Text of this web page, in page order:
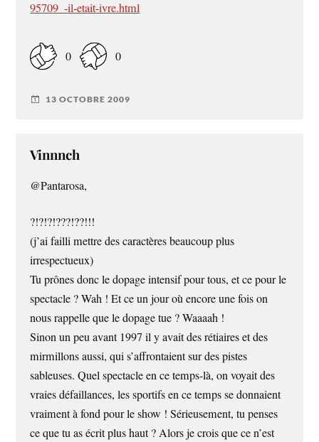
95709_-il-etait-ivre.html
0 0
13 OCTOBRE 2009
Vinnnch
@Pantarosa,
?!?!?!???!??!!!
(j’ai failli mettre des caractères beaucoup plus
irrespectueux)
Tu prônes donc le dopage intensif pour tous, et ce pour le
spectacle ? Wah ! Et ce un jour où encore une fois on
nous rappelle que le dopage tue ? Waaaah !
Sinon un peu avant 1997 il y avait des rétiaires et des
mirmillons aussi, qui s’affrontaient sur des pistes
sableuses. Quel spectacle en ce temps-là, on voyait des
vraies défaillances, les sportifs en ce temps se donnaient
vraiment à fond pour le show ! Sérieusement, tu penses
ce que tu as écrit plus haut ? Alors je crois que ce n’est